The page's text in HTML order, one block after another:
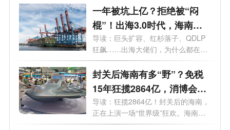
一年被坑上亿？拒绝被“闷
棍”！出海3.0时代，海南凭
什么当桥头堡？哪些行业将
率先吃下出海红利？
导读：巨头扩容、红杉落子、QDLP
狂飙……出海大佬们，为什么都在偷
偷盯上...
封关后海南有多“野”？免税
15年狂揽2864亿，消博会成
全球抢单现场！
导读：狂揽2864亿！封关后的海南，
正在上演一场“世界级”狂欢。海南自
贸...